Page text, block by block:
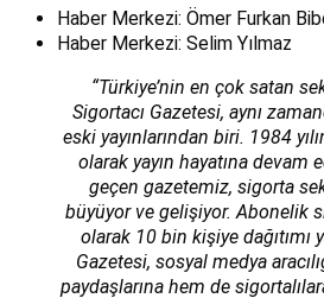
Haber Merkezi: Ömer Furkan
Haber Merkezi: Selim Yılmaz
“Türkiye’nin en çok satan
Sigortacı Gazetesi, aynı
eski yayınlarından biri. 1984
olarak yayın hayatına devam
geçen gazetemiz, sigorta
büyüyor ve gelişiyor. Abonelik
olarak 10 bin kişiye dağıtımı
Gazetesi, sosyal medya
paydaşlarına hem de